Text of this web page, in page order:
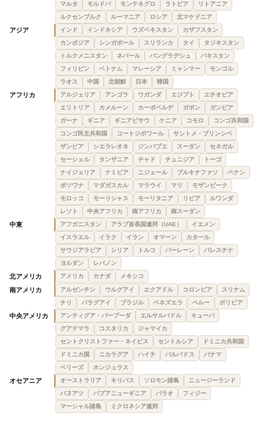
マルタ
モルドバ モンテネグロ ラトビア
リトアニア
ルクセンブルク
ルーマニア ロシア 北マケドニア
アジア インド インドネシア ウズベキスタン
カザフスタン
カンボジア
シンガポール スリランカ タイ
タジキスタン
トルクメニスタン
ネパール バングラデシュ
パキスタン
フィリピン
ベトナム マレーシア ミャンマー
モンゴル
ラオス
中国 北朝鮮 日本 韓国
アフリカ アルジェリア アンゴラ ウガンダ エジプト
エチオピア
エリトリア
カメルーン カーボベルデ ガボン
ガンビア
ガーナ
ギニア ギニアビサウ ケニア コモロ
コンゴ共和国
コンゴ民主共和国
コートジボワール
サントメ・プリンシペ
ザンビア
シエラレオネ ジンバブエ スーダン
セネガル
セーシェル
タンザニア チャド チュニジア
トーゴ
ナイジェリア
ナミビア ニジェール ブルキナファソ
ベナン
ボツワナ
マダガスカル マラウイ マリ
モザンビーク
モロッコ
モーリシャス モーリタニア リビア
ルワンダ
レソト
中央アフリカ 南アフリカ 南スーダン
中東 アフガニスタン アラブ首長国連邦（UAE）
イエメン
イスラエル
イラク イラン オマーン
カタール
サウジアラビア
シリア トルコ バーレーン
パレスチナ
ヨルダン
レバノン
北アメリカ アメリカ カナダ メキシコ
南アメリカ アルゼンチン ウルグアイ エクアドル コロンビア
スリナム
チリ
パラグアイ ブラジル ベネズエラ ペルー ボリビア
中央アメリカ アンティグア・バーブーダ エルサルバドル
キューバ
グアテマラ
コスタリカ
ジャマイカ
セントクリストファー・ネイビス
セントルシア
ドミニカ共和国
ドミニカ国
ニカラグア ハイチ バルバドス
パナマ
ベリーズ
ホンジュラス
オセアニア オーストラリア キリバス ソロモン諸島
ニュージーランド
バヌアツ
パプアニューギニア パラオ
フィジー
マーシャル諸島
ミクロネシア連邦